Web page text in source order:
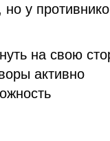
у
на свою
активно